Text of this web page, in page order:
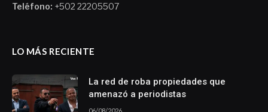
Teléfono: +502 22205507
LO MÁS RECIENTE
La red de roba propiedades que
amenazó a periodistas
06/08/2026